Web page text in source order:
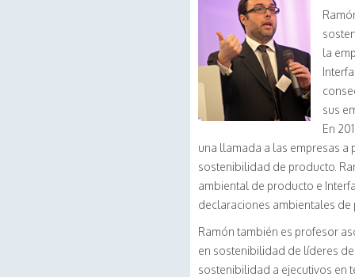
la
sus
En
una llamada a las empresas
sostenibilidad de producto.
ambiental de producto e
declaraciones ambientales
Ramón también es profesor
en sostenibilidad de líderes
sostenibilidad a ejecutivos en